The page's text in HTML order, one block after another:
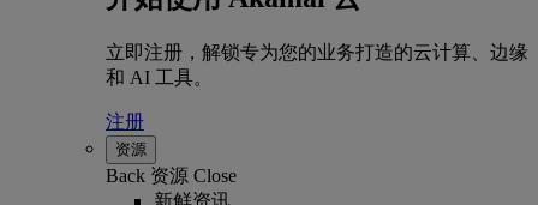
立即注册，解锁专为您的业务打造的云计算、边缘
和 AI 工具。
注册
资源
Back 资源 Close